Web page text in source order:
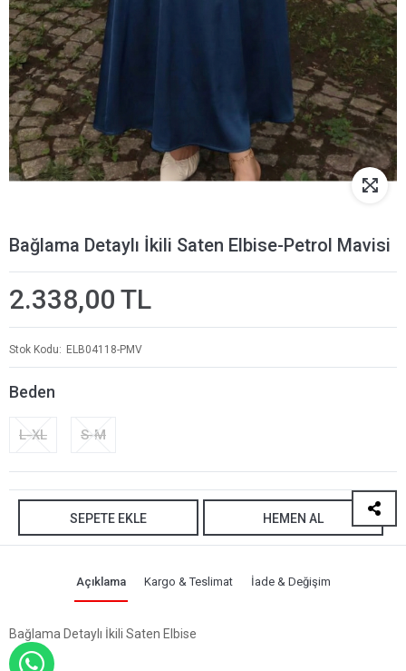
Bağlama Detaylı İkili Saten Elbise-Petrol Mavisi
2.338,00 TL
Stok Kodu ELB04118-PMV
Beden
L-XL S-M
SEPETE EKLE HEMEN AL
Açıklama Kargo & Teslimat İade & Değişim
Bağlama Detaylı İkili Saten Elbise